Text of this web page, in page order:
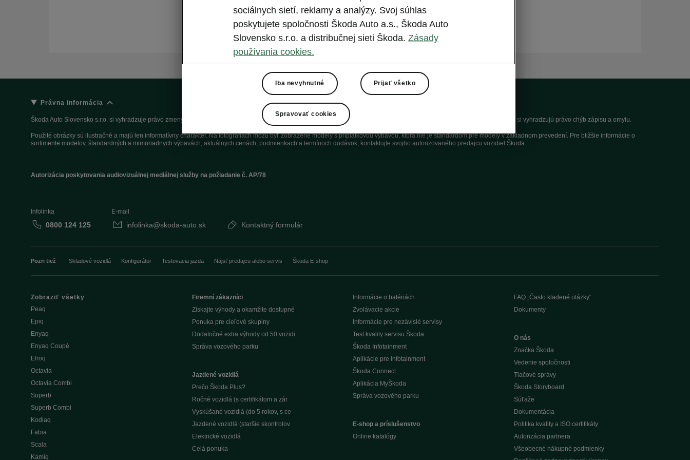
Zobraziť
Právna informácia
Škoda Auto Slovensko s.r.o. si vyhradzuje právo zmeny cien, farieb a technických dát modelov tu zobrazených a opísaných bez predchádzajúceho upozornenia. Autori servera si vyhradzujú právo chýb zápisu a omylu.
Použité obrázky sú ilustračné a majú len informatívny charakter. Na fotografiách môžu byť zobrazené modely s príplatkovou výbavou, ktorá nie je štandardom pre modely v základnom prevedení. Pre bližšie informácie o
sortimente modelov, štandardných a mimoriadnych výbavách, aktuálnych cenách, podmienkach a termínoch dodávok, kontaktujte svojho autorizovaného predajcu vozidiel Škoda.
Autorizácia poskytovania audiovizuálnej mediálnej služby na požiadanie č. AP/78
Infolinka
0800 124 125
E-mail
infolinka@skoda-auto.sk Kontaktný formulár
Pozri tiež Skladové vozidlá Konfigurátor Testovacia jazda Nájsť predajcu alebo servis Škoda E-shop
Zobraziť všetky
Peaq
Epiq
Enyaq
Enyaq Coupé
Elroq
Octavia
Octavia Combi
Superb
Superb Combi
Kodiaq
Fabia
Scala
Kamiq
Firemní zákazníci
Získajte výhody a okamžite dostupné
Ponuka pre cieľové skupiny
Dodatočné extra výhody od 50 vozidi
Správa vozového parku
Jazdené vozidlá
Prečo Škoda Plus?
Ročné vozidlá (s certifikátom a zár
Vyskúšané vozidlá (do 5 rokov, s ce
Jazdené vozidlá (staršie skontrolov
Elektrické vozidlá
Celá ponuka
Informácie o batériách
Zvolávacie akcie
Informácie pre nezávislé servisy
Test kvality servisu Škoda
Škoda Infotainment
Aplikácie pre infotainment
Škoda Connect
Aplikácia MyŠkoda
Správa vozového parku
E-shop a príslušenstvo
Online katalógy
FAQ „Často kladené otázky“
Dokumenty
O nás
Značka Škoda
Vedenie spoločnosti
Tlačové správy
Škoda Storyboard
Súťaže
Dokumentácia
Politika kvality a ISO certifikáty
Autorizácia partnera
Všeobecné nákupné podmienky
sociálnych sietí, reklamy a analýzy. Svoj súhlas
poskytujete spoločnosti Škoda Auto a.s., Škoda Auto
Slovensko s.r.o. a distribučnej sieti Škoda. Zásady
používania cookies.
Iba nevyhnutné Prijať všetko
Spravovať cookies